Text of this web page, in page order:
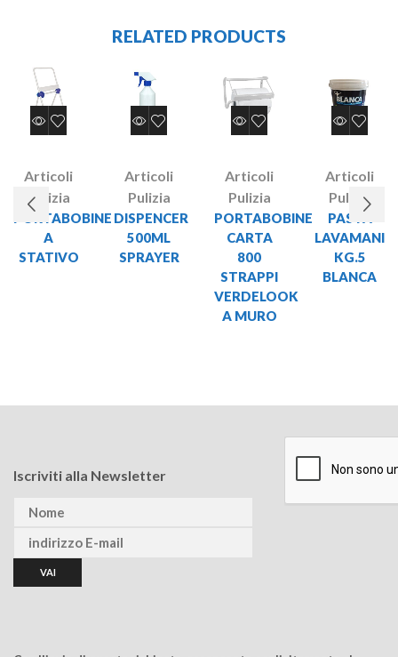
RELATED PRODUCTS
Articoli
Pulizia
PORTABOBINE
A
STATIVO
Articoli
Pulizia
DISPENCER
500ML
SPRAYER
Articoli
Pulizia
PORTABOBINE
CARTA
800
STRAPPI
VERDELOOK
A MURO
Articoli
Pulizia
PASTA
LAVAMANI
KG.5
BLANCA
Iscriviti alla Newsletter